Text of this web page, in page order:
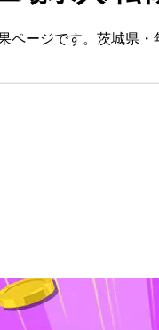
ージです。茨城県